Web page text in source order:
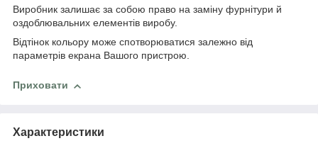
Виробник залишає за собою право на заміну фурнітури й
оздоблювальних елементів виробу.
Відтінок кольору може спотворюватися залежно від
параметрів екрана Вашого пристрою.
Приховати
Характеристики